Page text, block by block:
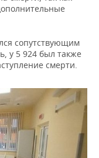
сопутствующим
у 5 924 был также
смерти.